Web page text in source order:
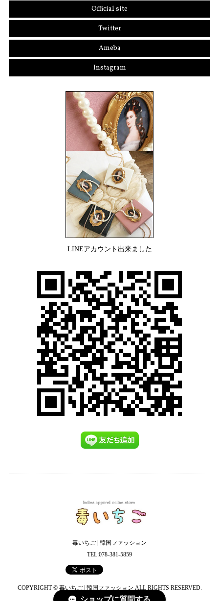
Official site
Twitter
Ameba
Instagram
LINEアカウント出来ました
毒いちご | 韓国ファッション
TEL:078-381-5859
COPYRIGHT © 毒いちご | 韓国ファッション ALL RIGHTS RESERVED.
ショップに質問する